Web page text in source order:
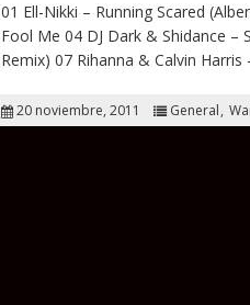
01 Ell-Nikki – Running Scared
Fool Me 04 DJ Dark & Shidance –
Remix) 07 Rihanna & Calvin Harris
20 noviembre, 2011 General